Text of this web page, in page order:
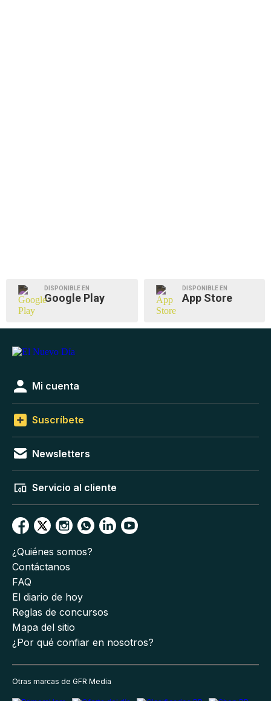
DISPONIBLE EN
Google Play
DISPONIBLE EN
App Store
Mi cuenta
Suscríbete
Newsletters
Servicio al cliente
¿Quiénes somos?
Contáctanos
FAQ
El diario de hoy
Reglas de concursos
Mapa del sitio
¿Por qué confiar en nosotros?
Otras marcas de GFR Media